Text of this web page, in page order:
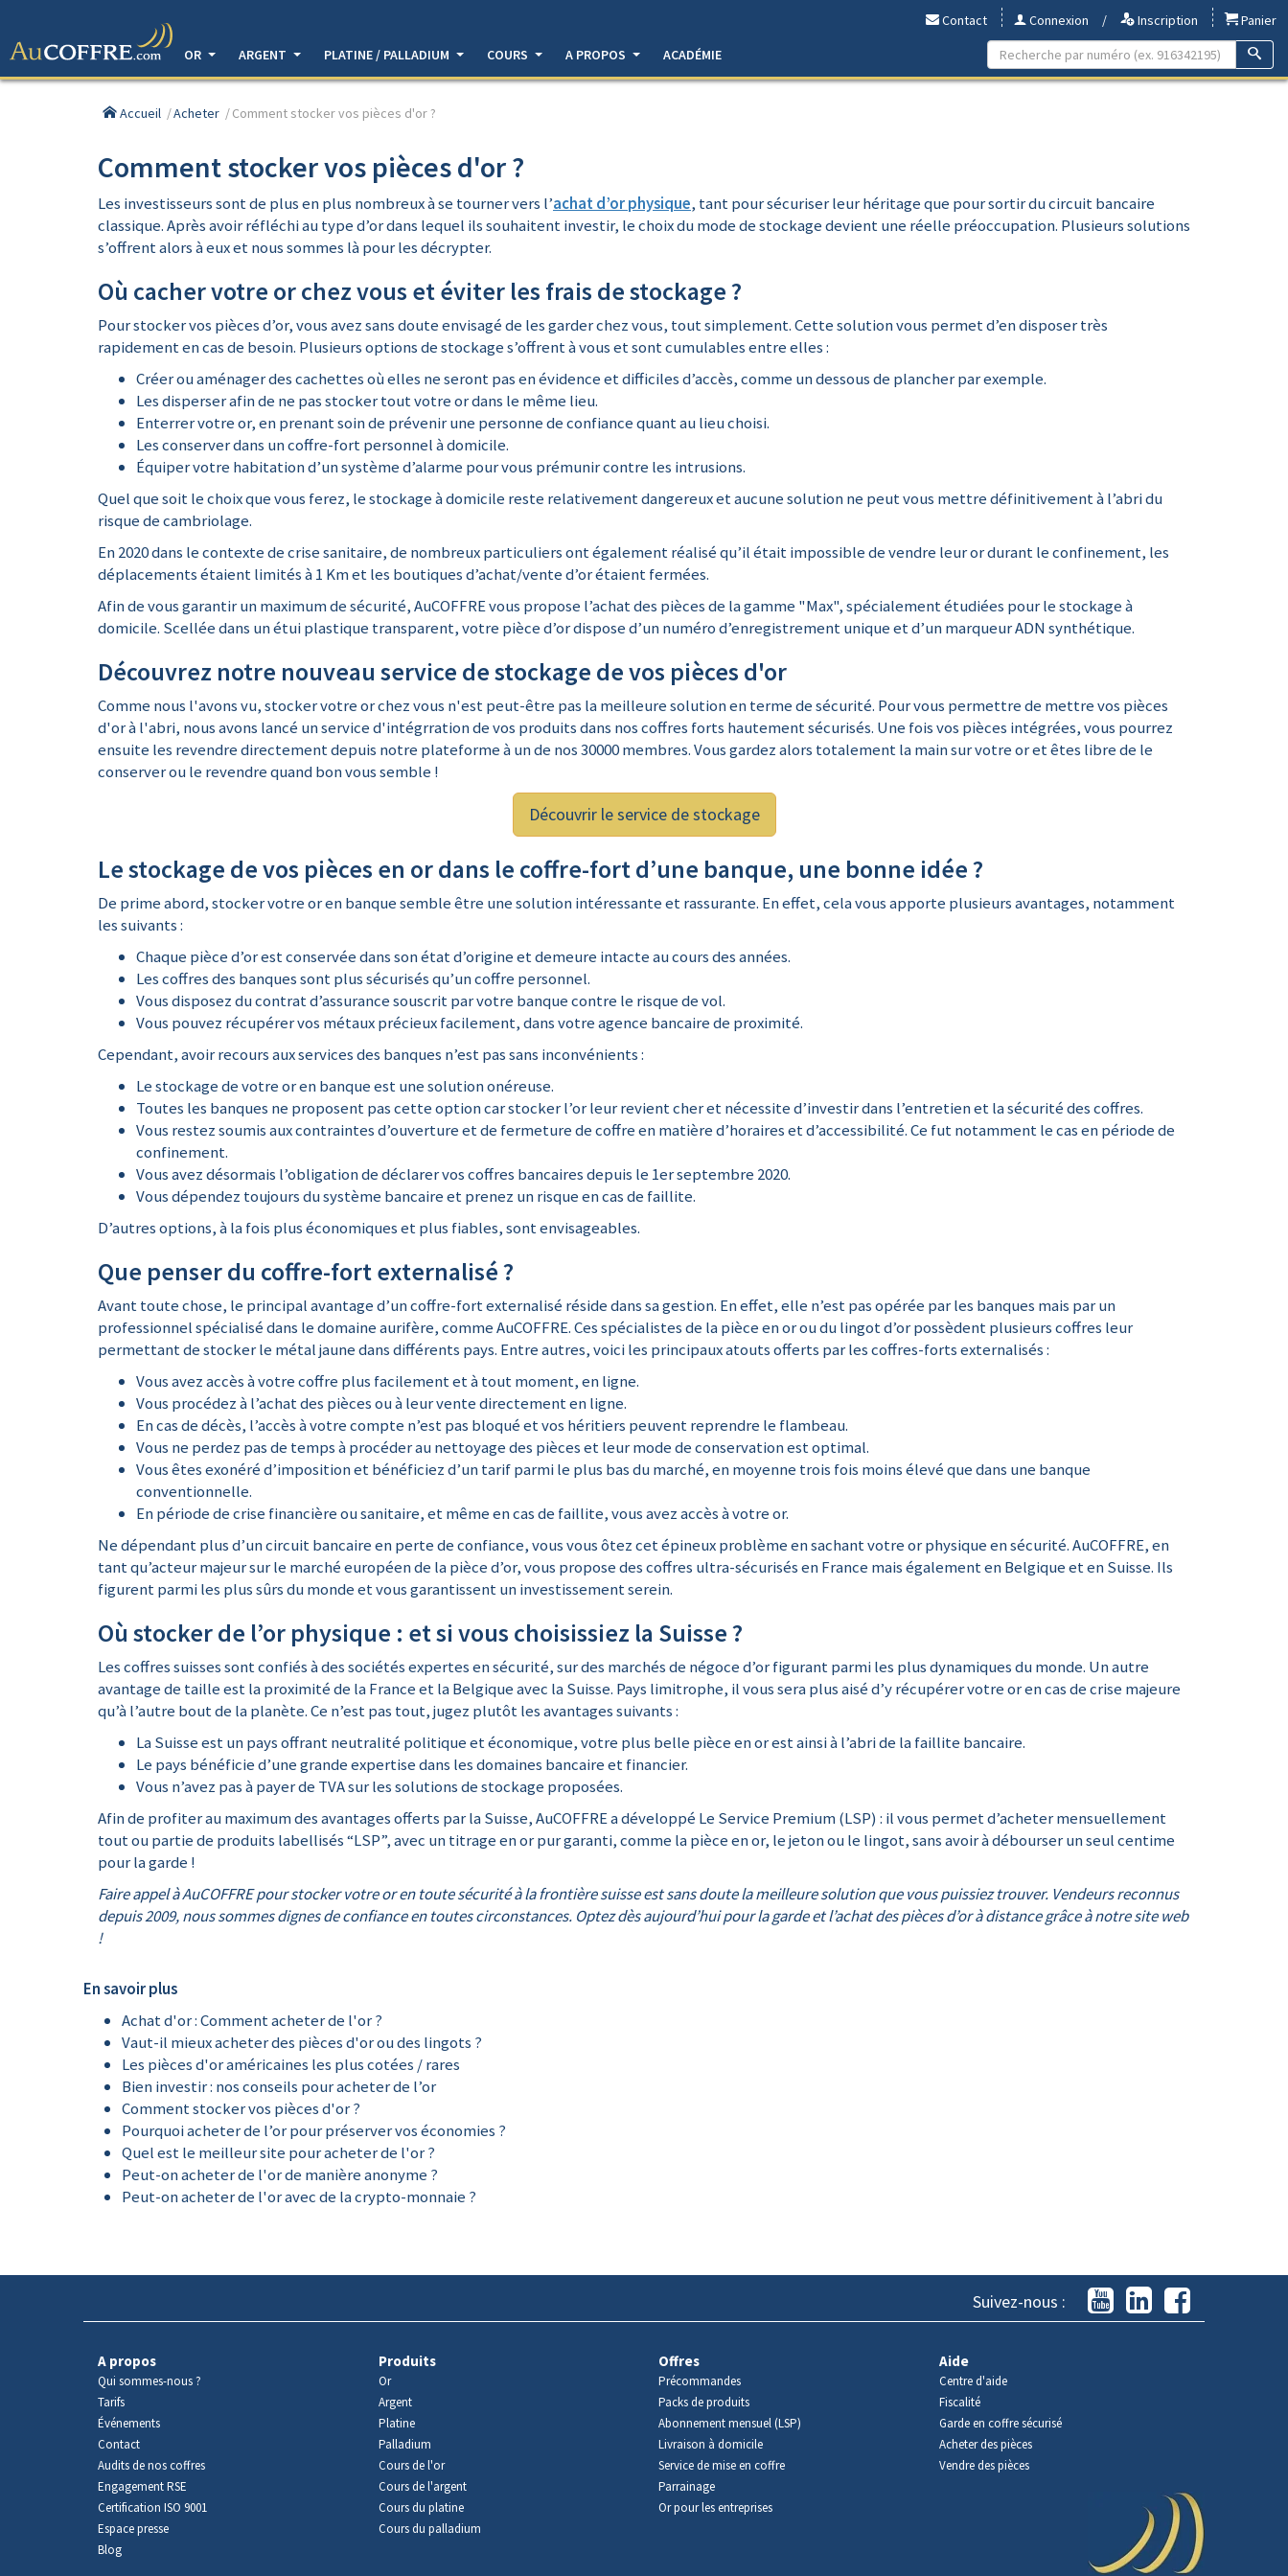
Contact Connexion / Inscription
Panier
OR
ARGENT PLATINE / PALLADIUM COURS A PROPOS ACADÉMIE
Accueil Acheter Comment stocker vos pièces d'or ?
Comment stocker vos pièces d'or ?
Les investisseurs sont de plus en plus nombreux à se tourner vers l’achat d’or physique, tant pour sécuriser leur héritage que pour sortir du circuit bancaire
classique. Après avoir réfléchi au type d’or dans lequel ils souhaitent investir, le choix du mode de stockage devient une réelle préoccupation. Plusieurs solutions
s’offrent alors à eux et nous sommes là pour les décrypter.
Où cacher votre or chez vous et éviter les frais de stockage ?
Pour stocker vos pièces d’or, vous avez sans doute envisagé de les garder chez vous, tout simplement. Cette solution vous permet d’en disposer très
rapidement en cas de besoin. Plusieurs options de stockage s’offrent à vous et sont cumulables entre elles :
Créer ou aménager des cachettes où elles ne seront pas en évidence et difficiles d’accès, comme un dessous de plancher par exemple.
Les disperser afin de ne pas stocker tout votre or dans le même lieu.
Enterrer votre or, en prenant soin de prévenir une personne de confiance quant au lieu choisi.
Les conserver dans un coffre-fort personnel à domicile.
Équiper votre habitation d’un système d’alarme pour vous prémunir contre les intrusions.
Quel que soit le choix que vous ferez, le stockage à domicile reste relativement dangereux et aucune solution ne peut vous mettre définitivement à l’abri du
risque de cambriolage.
En 2020 dans le contexte de crise sanitaire, de nombreux particuliers ont également réalisé qu’il était impossible de vendre leur or durant le confinement, les
déplacements étaient limités à 1 Km et les boutiques d’achat/vente d’or étaient fermées.
Afin de vous garantir un maximum de sécurité, AuCOFFRE vous propose l’achat des pièces de la gamme "Max", spécialement étudiées pour le stockage à
domicile. Scellée dans un étui plastique transparent, votre pièce d’or dispose d’un numéro d’enregistrement unique et d’un marqueur ADN synthétique.
Découvrez notre nouveau service de stockage de vos pièces d'or
Comme nous l'avons vu, stocker votre or chez vous n'est peut-être pas la meilleure solution en terme de sécurité. Pour vous permettre de mettre vos pièces
d'or à l'abri, nous avons lancé un service d'intégrration de vos produits dans nos coffres forts hautement sécurisés. Une fois vos pièces intégrées, vous pourrez
ensuite les revendre directement depuis notre plateforme à un de nos 30000 membres. Vous gardez alors totalement la main sur votre or et êtes libre de le
conserver ou le revendre quand bon vous semble !
Découvrir le service de stockage
Le stockage de vos pièces en or dans le coffre-fort d’une banque, une bonne idée ?
De prime abord, stocker votre or en banque semble être une solution intéressante et rassurante. En effet, cela vous apporte plusieurs avantages, notamment
les suivants :
Chaque pièce d’or est conservée dans son état d’origine et demeure intacte au cours des années.
Les coffres des banques sont plus sécurisés qu’un coffre personnel.
Vous disposez du contrat d’assurance souscrit par votre banque contre le risque de vol.
Vous pouvez récupérer vos métaux précieux facilement, dans votre agence bancaire de proximité.
Cependant, avoir recours aux services des banques n’est pas sans inconvénients :
Le stockage de votre or en banque est une solution onéreuse.
Toutes les banques ne proposent pas cette option car stocker l’or leur revient cher et nécessite d’investir dans l’entretien et la sécurité des coffres.
Vous restez soumis aux contraintes d’ouverture et de fermeture de coffre en matière d’horaires et d’accessibilité. Ce fut notamment le cas en période de
confinement.
Vous avez désormais l’obligation de déclarer vos coffres bancaires depuis le 1er septembre 2020.
Vous dépendez toujours du système bancaire et prenez un risque en cas de faillite.
D’autres options, à la fois plus économiques et plus fiables, sont envisageables.
Que penser du coffre-fort externalisé ?
Avant toute chose, le principal avantage d’un coffre-fort externalisé réside dans sa gestion. En effet, elle n’est pas opérée par les banques mais par un
professionnel spécialisé dans le domaine aurifère, comme AuCOFFRE. Ces spécialistes de la pièce en or ou du lingot d’or possèdent plusieurs coffres leur
permettant de stocker le métal jaune dans différents pays. Entre autres, voici les principaux atouts offerts par les coffres-forts externalisés :
Vous avez accès à votre coffre plus facilement et à tout moment, en ligne.
Vous procédez à l’achat des pièces ou à leur vente directement en ligne.
En cas de décès, l’accès à votre compte n’est pas bloqué et vos héritiers peuvent reprendre le flambeau.
Vous ne perdez pas de temps à procéder au nettoyage des pièces et leur mode de conservation est optimal.
Vous êtes exonéré d’imposition et bénéficiez d’un tarif parmi le plus bas du marché, en moyenne trois fois moins élevé que dans une banque
conventionnelle.
En période de crise financière ou sanitaire, et même en cas de faillite, vous avez accès à votre or.
Ne dépendant plus d’un circuit bancaire en perte de confiance, vous vous ôtez cet épineux problème en sachant votre or physique en sécurité. AuCOFFRE, en
tant qu’acteur majeur sur le marché européen de la pièce d’or, vous propose des coffres ultra-sécurisés en France mais également en Belgique et en Suisse. Ils
figurent parmi les plus sûrs du monde et vous garantissent un investissement serein.
Où stocker de l’or physique : et si vous choisissiez la Suisse ?
Les coffres suisses sont confiés à des sociétés expertes en sécurité, sur des marchés de négoce d’or figurant parmi les plus dynamiques du monde. Un autre
avantage de taille est la proximité de la France et la Belgique avec la Suisse. Pays limitrophe, il vous sera plus aisé d’y récupérer votre or en cas de crise majeure
qu’à l’autre bout de la planète. Ce n’est pas tout, jugez plutôt les avantages suivants :
La Suisse est un pays offrant neutralité politique et économique, votre plus belle pièce en or est ainsi à l’abri de la faillite bancaire.
Le pays bénéficie d’une grande expertise dans les domaines bancaire et financier.
Vous n’avez pas à payer de TVA sur les solutions de stockage proposées.
Afin de profiter au maximum des avantages offerts par la Suisse, AuCOFFRE a développé Le Service Premium (LSP) : il vous permet d’acheter mensuellement
tout ou partie de produits labellisés “LSP”, avec un titrage en or pur garanti, comme la pièce en or, le jeton ou le lingot, sans avoir à débourser un seul centime
pour la garde !
Faire appel à AuCOFFRE pour stocker votre or en toute sécurité à la frontière suisse est sans doute la meilleure solution que vous puissiez trouver. Vendeurs reconnus
depuis 2009, nous sommes dignes de confiance en toutes circonstances. Optez dès aujourd’hui pour la garde et l’achat des pièces d’or à distance grâce à notre site web
!
En savoir plus
Achat d'or : Comment acheter de l'or ?
Vaut-il mieux acheter des pièces d'or ou des lingots ?
Les pièces d'or américaines les plus cotées / rares
Bien investir : nos conseils pour acheter de l’or
Comment stocker vos pièces d'or ?
Pourquoi acheter de l’or pour préserver vos économies ?
Quel est le meilleur site pour acheter de l'or ?
Peut-on acheter de l'or de manière anonyme ?
Peut-on acheter de l'or avec de la crypto-monnaie ?
Suivez-nous :
A propos
Qui sommes-nous ?
Tarifs
Événements
Contact
Audits de nos coffres
Engagement RSE
Certification ISO 9001
Espace presse
Blog
Produits
Or
Argent
Platine
Palladium
Cours de l'or
Cours de l'argent
Cours du platine
Cours du palladium
Offres
Précommandes
Packs de produits
Abonnement mensuel (LSP)
Livraison à domicile
Service de mise en coffre
Parrainage
Or pour les entreprises
Aide
Centre d'aide
Fiscalité
Garde en coffre sécurisé
Acheter des pièces
Vendre des pièces